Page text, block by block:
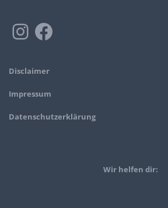
Disclaimer
Impressum
Datenschutzerklärung
Wir helfen dir: